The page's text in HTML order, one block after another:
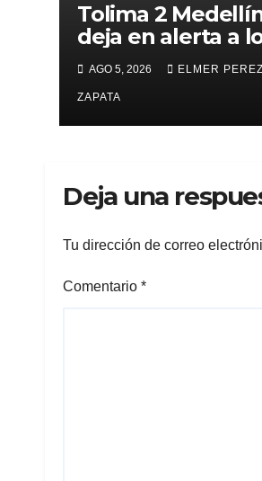
Tolima 2
deja en alerta a
pijaos por su
irregular
AGO 5, 2026 ELMER PEREZ
ZAPATA
Deja una
Tu dirección de correo
Comentario *